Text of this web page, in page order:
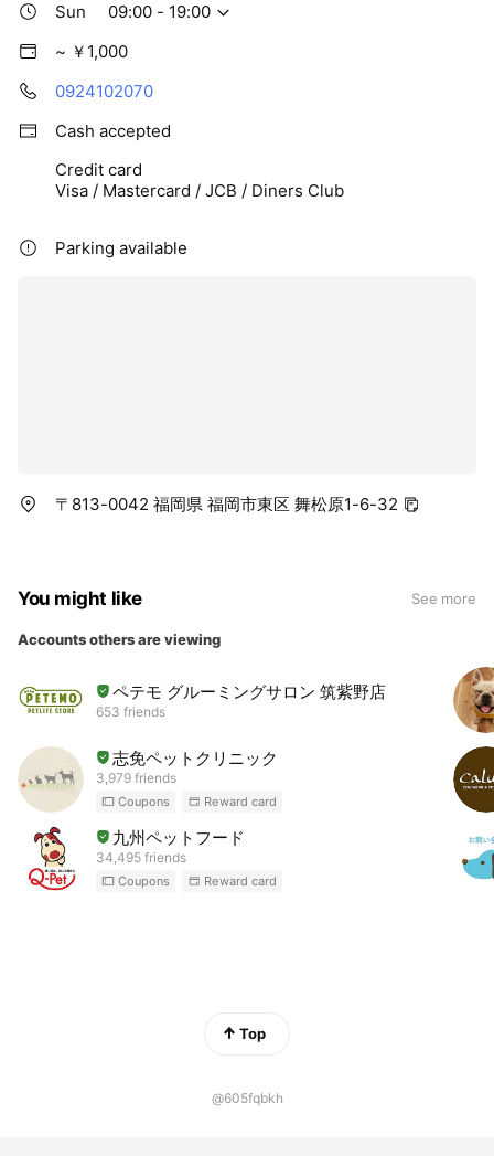
Sun
09:00 - 19:00
~ ￥1,000
0924102070
Cash accepted
Credit card
Visa / Mastercard / JCB / Diners Club
Parking available
〒813-0042 福岡県 福岡市東区 舞松原1-6-32
You might like See more
Accounts others are viewing
ペテモ グルーミングサロン 筑紫野店
653 friends
志免ペットクリニック
3,979 friends
Coupons Reward card
九州ペットフード
34,495 friends
Coupons Reward card
Top
@605fqbkh